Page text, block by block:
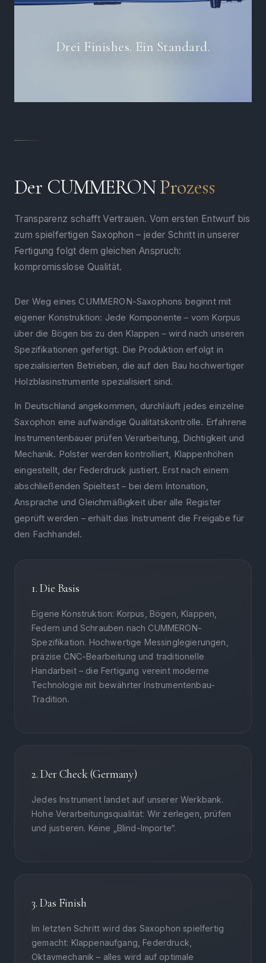
Drei Finishes. Ein Standard.
Der CUMMERONProzess
Transparenz schafft Vertrauen. Vom ersten Entwurf bis
zum spielfertigen Saxophon – jeder Schritt in unserer
Fertigung folgt dem gleichen Anspruch:
kompromisslose Qualität.
Der Weg eines CUMMERON-Saxophons beginnt mit
eigener Konstruktion: Jede Komponente – vom Korpus
über die Bögen bis zu den Klappen – wird nach unseren
Spezifikationen gefertigt. Die Produktion erfolgt in
spezialisierten Betrieben, die auf den Bau hochwertiger
Holzblasinstrumente spezialisiert sind.
In Deutschland angekommen, durchläuft jedes einzelne
Saxophon eine aufwändige Qualitätskontrolle. Erfahrene
Instrumentenbauer prüfen Verarbeitung, Dichtigkeit und
Mechanik. Polster werden kontrolliert, Klappenhöhen
eingestellt, der Federdruck justiert. Erst nach einem
abschließenden Spieltest – bei dem Intonation,
Ansprache und Gleichmäßigkeit über alle Register
geprüft werden – erhält das Instrument die Freigabe für
den Fachhandel.
1. Die Basis
Eigene Konstruktion: Korpus, Bögen, Klappen,
Federn und Schrauben nach CUMMERON-
Spezifikation. Hochwertige Messinglegierungen,
präzise CNC-Bearbeitung und traditionelle
Handarbeit – die Fertigung vereint moderne
Technologie mit bewährter Instrumentenbau-
Tradition.
2. Der Check (Germany)
Jedes Instrument landet auf unserer Werkbank.
Hohe Verarbeitungsqualität: Wir zerlegen, prüfen
und justieren. Keine „Blind-Importe“.
3. Das Finish
Im letzten Schritt wird das Saxophon spielfertig
gemacht: Klappenaufgang, Federdruck,
Oktavmechanik – alles wird auf optimale